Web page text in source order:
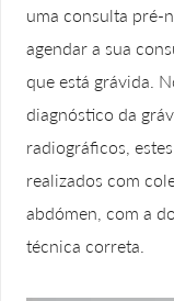
uma consulta pré-
agendar a sua
que está grávida.
diagnóstico da
radiográficos,
realizados com
abdómen, com a
técnica correta.